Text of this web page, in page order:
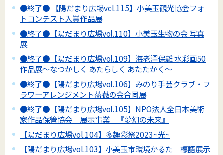
●終了● 【陽だまり広場vol.115】小美玉観光協会フォ
トコンテスト入賞作品展
●終了●【陽だまり広場vol.110】小美玉生物の会 写真
展
●終了●【陽だまり広場vol.109】海老澤保雄 水彩画50
作品展～なつかしく あたらしく あたたかく～
●終了●【陽だまり広場vol.106】みのり手芸クラブ・フ
ラワーアレンジメント薔薇の会合同展
●終了●【陽だまり広場vol.105】NPO法人全日本美術
家作品保管協会 展示事業 『夢幻の未来』
【陽だまり広場vol.104】多趣彩祭2023~光~
【陽だまり広場vol.103】小美玉市環境かるた 標語展示